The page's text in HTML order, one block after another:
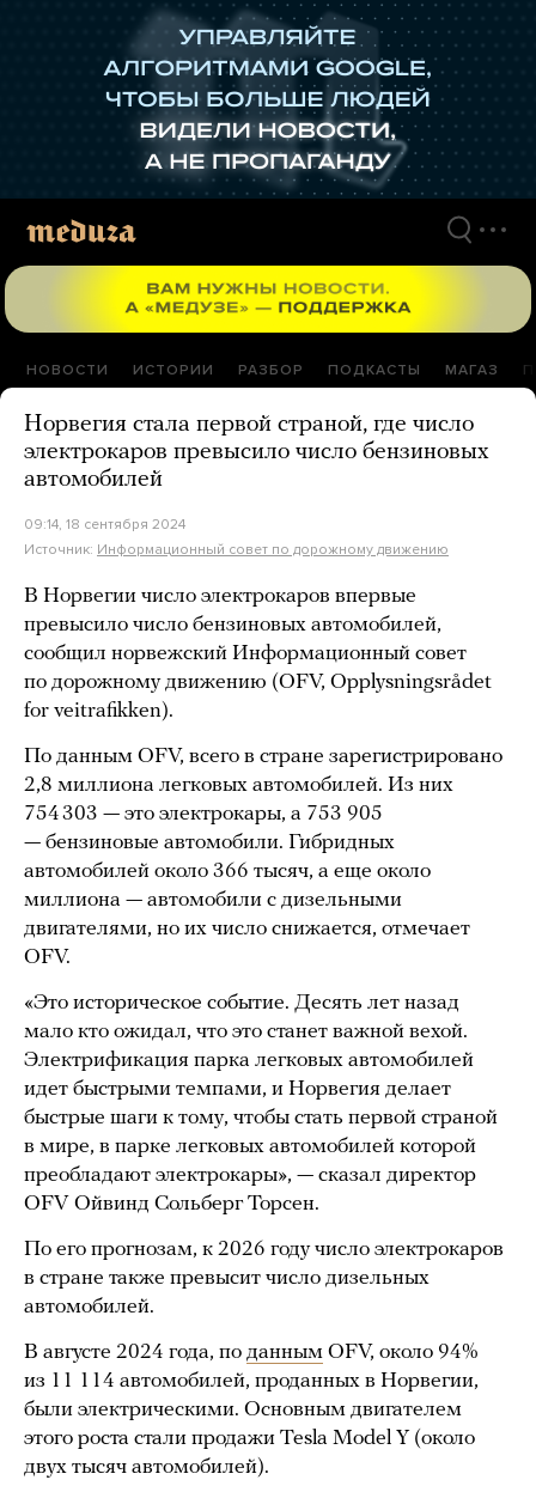
НОВОСТИ ИСТОРИИ РАЗБОР ПОДКАСТЫ МАГАЗ
Норвегия стала первой страной, где число
электрокаров превысило число бензиновых
автомобилей
09:14, 18 сентября 2024
Источник: Информационный совет по дорожному движению
В Норвегии число электрокаров впервые
превысило число бензиновых автомобилей,
сообщил норвежский Информационный совет
по дорожному движению (OFV, Opplysningsrådet
for veitrafikken).
По данным OFV, всего в стране зарегистрировано
2,8 миллиона легковых автомобилей. Из них
754 303 — это электрокары, а 753 905
— бензиновые автомобили. Гибридных
автомобилей около 366 тысяч, а еще около
миллиона — автомобили с дизельными
двигателями, но их число снижается, отмечает
OFV.
«Это историческое событие. Десять лет назад
мало кто ожидал, что это станет важной вехой.
Электрификация парка легковых автомобилей
идет быстрыми темпами, и Норвегия делает
быстрые шаги к тому, чтобы стать первой страной
в мире, в парке легковых автомобилей которой
преобладают электрокары», — сказал директор
OFV Ойвинд Сольберг Торсен.
По его прогнозам, к 2026 году число электрокаров
в стране также превысит число дизельных
автомобилей.
В августе 2024 года, по данным OFV, около 94%
из 11 114 автомобилей, проданных в Норвегии,
были электрическими. Основным двигателем
этого роста стали продажи Tesla Model Y (около
двух тысяч автомобилей).